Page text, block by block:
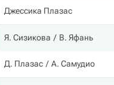
Джессика Плазас
Я. Сизикова В. Яфань
Д. Плазас А. Самудио